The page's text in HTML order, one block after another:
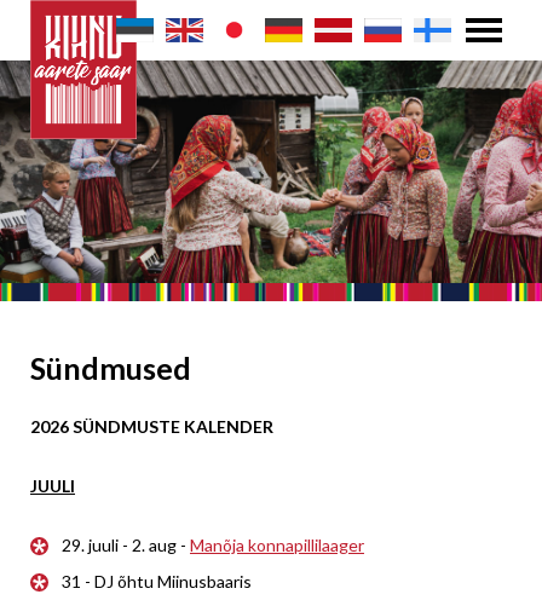
Sündmused
2026 SÜNDMUSTE KALENDER
JUULI
29. juuli - 2. aug - Manõja konnapillilaager
31 - DJ õhtu Miinusbaaris